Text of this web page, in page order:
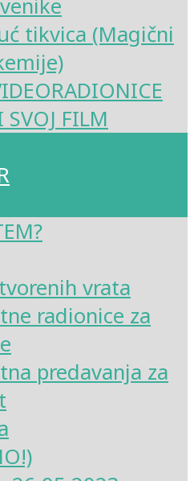
tikvica (Magični
SVOJ FILM
vrata
radionice za
predavanja za